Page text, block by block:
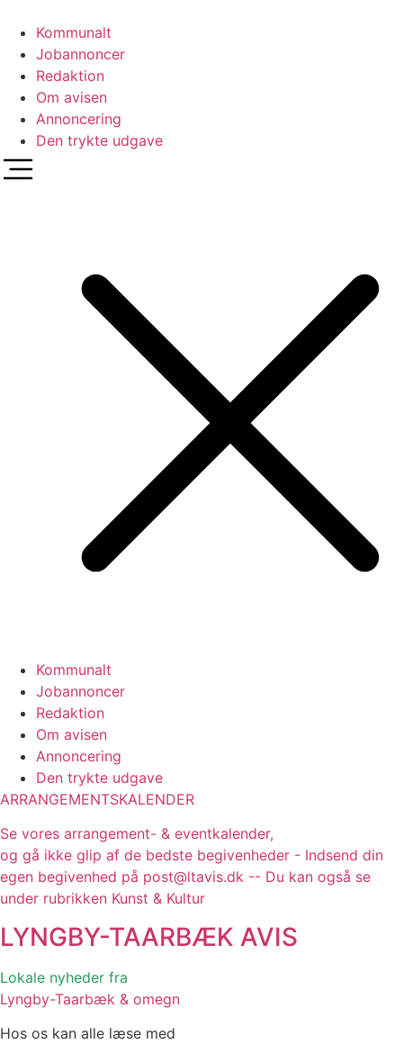
indhold
Kommunalt
Jobannoncer
Redaktion
Om avisen
Annoncering
Den trykte udgave
Kommunalt
Jobannoncer
Redaktion
Om avisen
Annoncering
Den trykte udgave
ARRANGEMENTSKALENDER
Se vores arrangement- & eventkalender,
og gå ikke glip af de bedste begivenheder - Indsend din
egen begivenhed på post@ltavis.dk -- Du kan også se
under rubrikken Kunst & Kultur
LYNGBY-TAARBÆK AVIS
Lokale nyheder fra
Lyngby-Taarbæk & omegn
Hos os kan alle læse med